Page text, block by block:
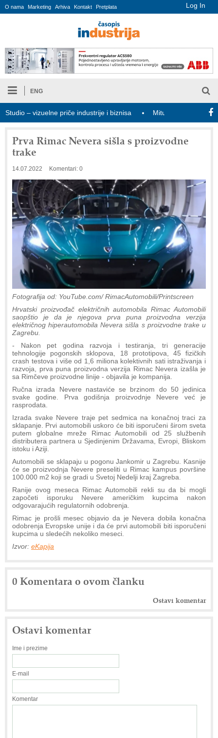
Log In
O nama Marketing Arhiva Kontakt Pretplata
ENG
– vizuelne priče industrije i biznisa Mitutoyo Crysta-Apex V
Prva Rimac Nevera sišla s proizvodne
trake
14.07.2022 Komentari: 0
Fotografija od: YouTube.com/ RimacAutomobili/Printscreen
Hrvatski proizvođač električnih automobila Rimac Automobili
saopštio je da je njegova prva puna proizvodna verzija
električnog hiperautomobila Nevera sišla s proizvodne trake u
Zagrebu.
- Nakon pet godina razvoja i testiranja, tri generacije
tehnologije pogonskih sklopova, 18 prototipova, 45 fizičkih
crash testova i više od 1,6 miliona kolektivnih sati istraživanja i
razvoja, prva puna proizvodna verzija Rimac Nevera izašla je
sa Rimčeve proizvodne linije - objavila je kompanija.
Ručna izrada Nevere nastaviće se brzinom do 50 jedinica
svake godine. Prva godišnja proizvodnje Nevere već je
rasprodata.
Izrada svake Nevere traje pet sedmica na konačnoj traci za
sklapanje. Prvi automobili uskoro će biti isporučeni širom sveta
putem globalne mreže Rimac Automobili od 25 službenih
distributera partnera u Sjedinjenim Državama, Evropi, Bliskom
istoku i Aziji.
Automobili se sklapaju u pogonu Jankomir u Zagrebu. Kasnije
će se proizvodnja Nevere preseliti u Rimac kampus površine
100.000 m2 koji se gradi u Svetoj Nedelji kraj Zagreba.
Ranije ovog meseca Rimac Automobili rekli su da bi mogli
započeti isporuku Nevere američkim kupcima nakon
odgovarajućih regulatornih odobrenja.
Rimac je prošli mesec objavio da je Nevera dobila konačna
odobrenja Evropske unije i da će prvi automobili biti isporučeni
kupcima u sledećih nekoliko meseci.
Izvor: eKapija
0 Komentara o ovom članku
Ostavi komentar
Ostavi komentar
Ime i prezime
E-mail
Komentar